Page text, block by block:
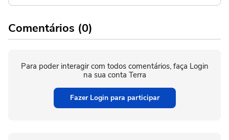
Comentários (0)
Para poder interagir com todos comentários, faça Login
na sua conta Terra
Fazer Login para participar